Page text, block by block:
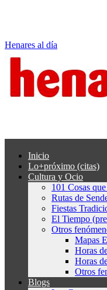
Henares al día
Inicio
Lo+próximo (citas)
Cultura y Ocio
101 Cosas
Rutas de
Fiestas
El Tiempo
Otros
Mapas
Horas
Horas
Otros
Blogs